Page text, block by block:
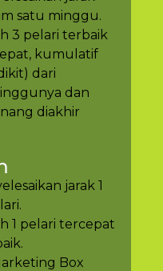
satu minggu.
3 pelari terbaik
kumulatif
dari
dan
diakhir
jarak 1
1 pelari tercepat
Box